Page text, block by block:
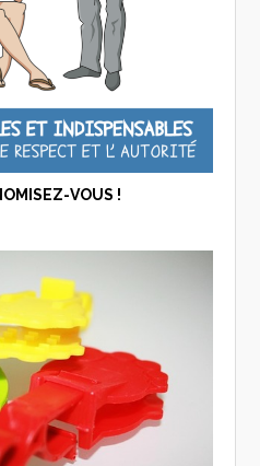
VOUS !